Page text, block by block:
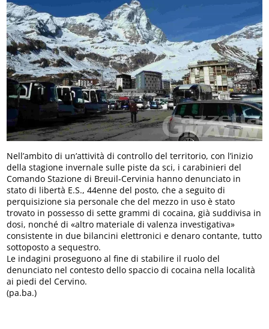
Nell’ambito di un’attività di controllo del territorio, con l’inizio
della stagione invernale sulle piste da sci, i carabinieri del
Comando Stazione di Breuil-Cervinia hanno denunciato in
stato di libertà E.S., 44enne del posto, che a seguito di
perquisizione sia personale che del mezzo in uso è stato
trovato in possesso di sette grammi di cocaina, già suddivisa in
dosi, nonché di «altro materiale di valenza investigativa»
consistente in due bilancini elettronici e denaro contante, tutto
sottoposto a sequestro.
Le indagini proseguono al fine di stabilire il ruolo del
denunciato nel contesto dello spaccio di cocaina nella località
ai piedi del Cervino.
(pa.ba.)